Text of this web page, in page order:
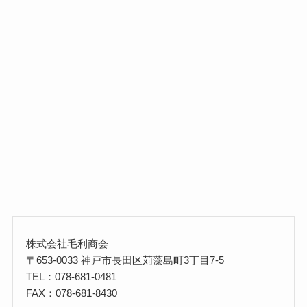
株式会社毛利商会
〒653-0033 神戸市長田区苅藻島町3丁目7-5
TEL：078-681-0481
FAX：078-681-8430